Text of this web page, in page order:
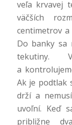
veľa krvavej
väčších
centimetrov
Do banky sa
tekutiny.
a
Ak je podtlak
drží a
uvoľní. Keď
približne